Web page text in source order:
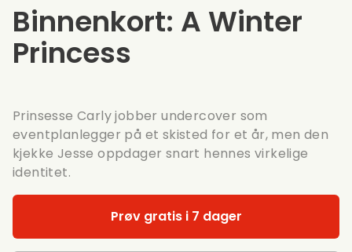
Binnenkort: A Winter
Princess
Prinsesse Carly jobber undercover som
eventplanlegger på et skisted for et år, men den
kjekke Jesse oppdager snart hennes virkelige
identitet.
Prøv gratis i 7 dager